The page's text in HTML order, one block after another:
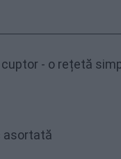
- o rețetă
asortată